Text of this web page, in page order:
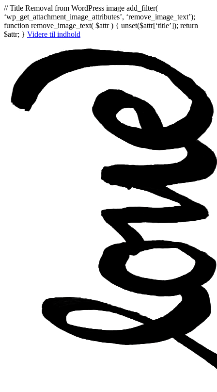
// Title Removal from WordPress image add_filter(
‘wp_get_attachment_image_attributes’, ‘remove_image_text’);
function remove_image_text( $attr ) { unset($attr[‘title’]); return
$attr; } Videre til indhold